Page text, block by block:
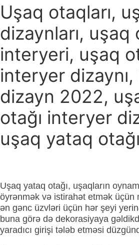
Uşaq otaqları,
dizaynları, uşaq
interyeri, uşaq
interyer
dizayn 2022,
otağı interyer
uşaq yataq otağı
Uşaq yataq otağı, uşaqların
öyrənmək və istirahət etmək üçün
ən gənc üzvləri üçün hər şeyi
buna görə də dekorasiyaya
yaradıcı girişi tələb etməsi